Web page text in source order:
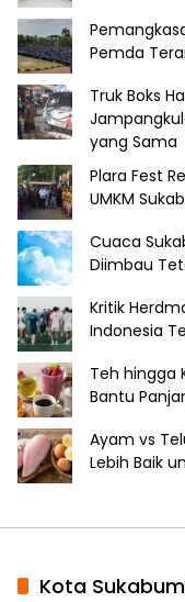
Pemda
Truk Boks
yang Sama
Plara Fest
UMKM
Cuaca
Diimbau
Kritik
Indonesia
Teh hingga
Bantu
Ayam vs
Lebih Baik
Kota